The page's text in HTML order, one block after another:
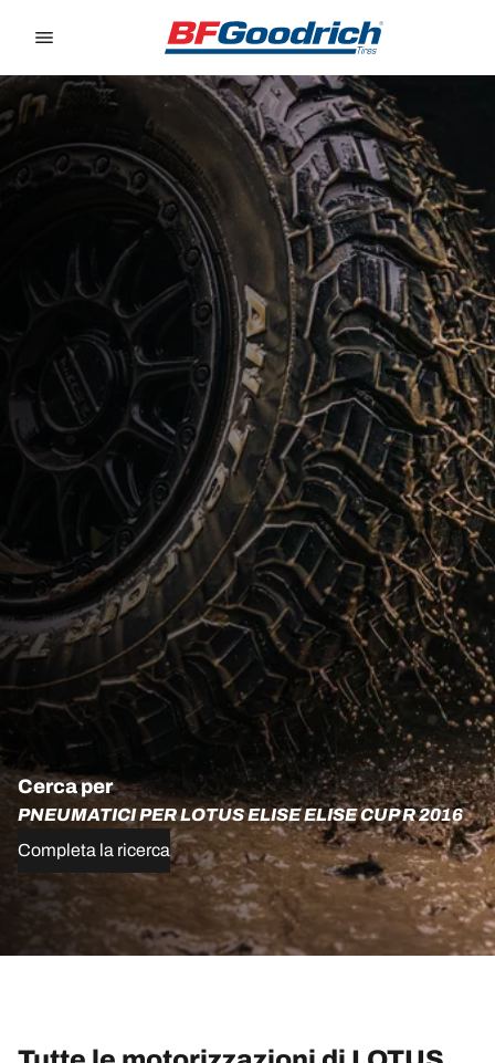
Cerca per
PNEUMATICI PER LOTUS ELISE ELISE CUP R 2016
Completa la ricerca